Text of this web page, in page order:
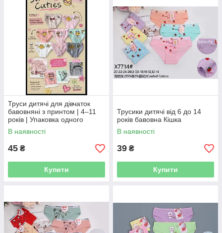
Труси дитячі для дівчаток
бавовняні з принтом | 4–11
років | Упаковка одного
розміру та одного кольору
В наявності
45 ₴
Купити
Трусики дитячі від 6 до 14
років бавовна Кішка
В наявності
39 ₴
Купити